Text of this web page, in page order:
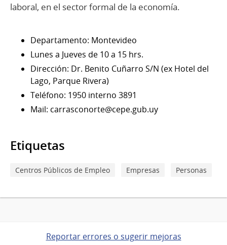
laboral, en el sector formal de la economía.
Departamento: Montevideo
Lunes a Jueves de 10 a 15 hrs.
Dirección: Dr. Benito Cuñarro S/N (ex Hotel del
Lago, Parque Rivera)
Teléfono: 1950 interno 3891
Mail: carrasconorte@cepe.gub.uy
Etiquetas
Centros Públicos de Empleo Empresas Personas
Reportar errores o sugerir mejoras